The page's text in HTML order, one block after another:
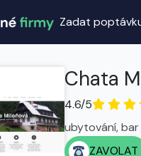
Zadat
Chata
4.6/5
ubytování,
ZAVOLAT